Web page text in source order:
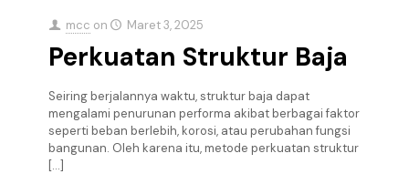
mcc on Maret 3, 2025
Perkuatan Struktur Baja
Seiring berjalannya waktu, struktur baja dapat
mengalami penurunan performa akibat berbagai faktor
seperti beban berlebih, korosi, atau perubahan fungsi
bangunan. Oleh karena itu, metode perkuatan struktur
[…]